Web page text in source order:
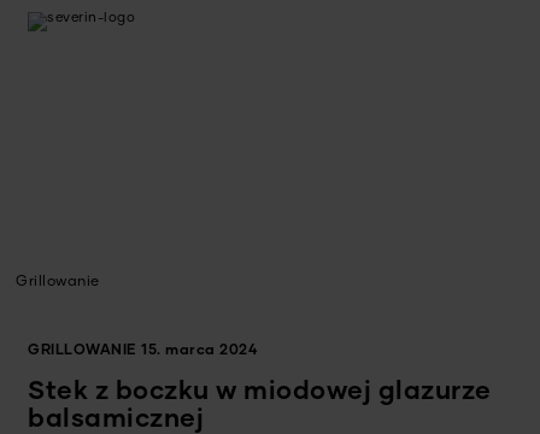
Grillowanie
GRILLOWANIE 15. marca 2024
Stek z boczku w miodowej glazurze
balsamicznej